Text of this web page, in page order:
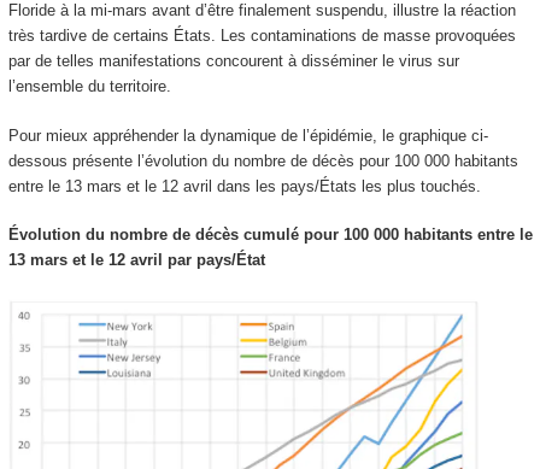
Floride à la mi-mars avant d’être finalement suspendu, illustre la réaction
très tardive de certains États. Les contaminations de masse provoquées
par de telles manifestations concourent à disséminer le virus sur
l’ensemble du territoire.
Pour mieux appréhender la dynamique de l’épidémie, le graphique ci-
dessous présente l’évolution du nombre de décès pour 100 000 habitants
entre le 13 mars et le 12 avril dans les pays/États les plus touchés.
Évolution du nombre de décès cumulé pour 100 000 habitants entre le
13 mars et le 12 avril par pays/État